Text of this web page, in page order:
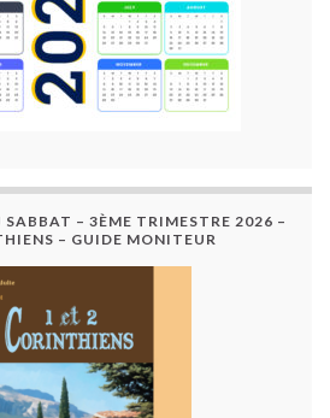
SABBAT – 3ÈME TRIMESTRE 2026 –
– GUIDE MONITEUR